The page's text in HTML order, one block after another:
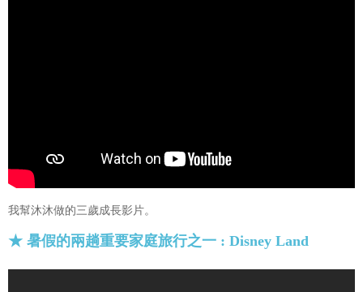
我幫沐沐做的三歲成長影片。
★ 暑假的兩趟重要家庭旅行之一 : Disney Land